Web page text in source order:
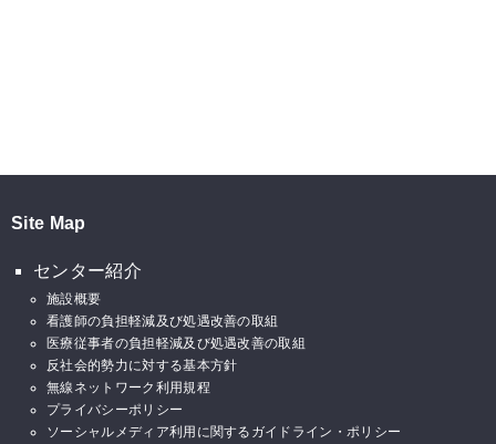
Site Map
センター紹介
施設概要
看護師の負担軽減及び処遇改善の取組
医療従事者の負担軽減及び処遇改善の取組
反社会的勢力に対する基本方針
無線ネットワーク利用規程
プライバシーポリシー
ソーシャルメディア利用に関するガイドライン・ポリシー